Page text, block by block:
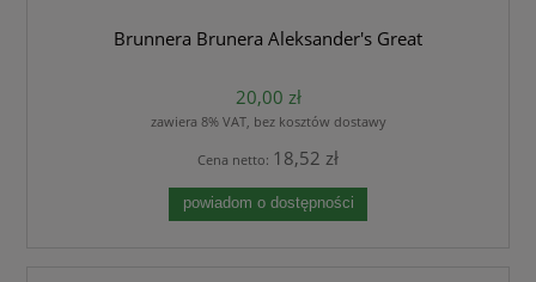
Brunnera Brunera Aleksander's Great
20,00 zł
zawiera 8% VAT, bez kosztów dostawy
Cena netto: 18,52 zł
powiadom o dostępności